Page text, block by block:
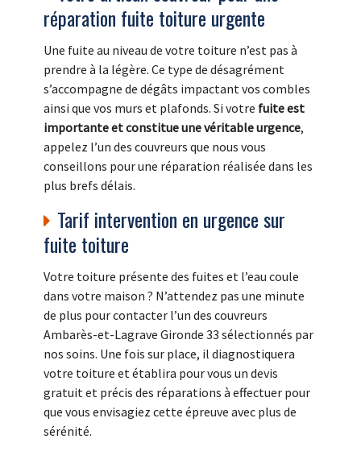
réparation fuite toiture urgente
Une fuite au niveau de votre toiture n’est pas à
prendre à la légère. Ce type de désagrément
s’accompagne de dégâts impactant vos combles
ainsi que vos murs et plafonds. Si votre fuite est
importante et constitue une véritable urgence,
appelez l’un des couvreurs que nous vous
conseillons pour une réparation réalisée dans les
plus brefs délais.
Tarif intervention en urgence sur
fuite toiture
Votre toiture présente des fuites et l’eau coule
dans votre maison ? N’attendez pas une minute
de plus pour contacter l’un des couvreurs
Ambarès-et-Lagrave Gironde 33 sélectionnés par
nos soins. Une fois sur place, il diagnostiquera
votre toiture et établira pour vous un devis
gratuit et précis des réparations à effectuer pour
que vous envisagiez cette épreuve avec plus de
sérénité.